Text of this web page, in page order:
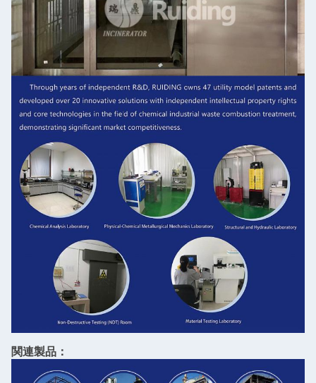
関連製品：